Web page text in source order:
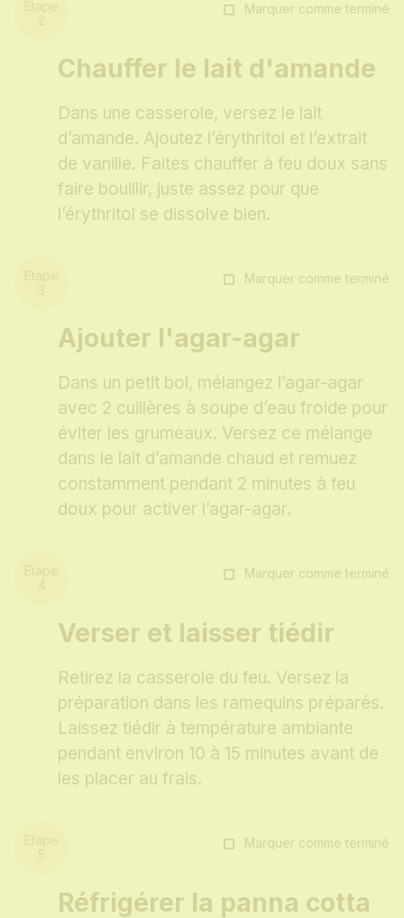
Marquer comme terminé
Chauffer le lait d'amande
Dans une casserole, versez le lait
d’amande. Ajoutez l’érythritol et l’extrait
de vanille. Faites chauffer à feu doux sans
faire bouillir, juste assez pour que
l’érythritol se dissolve bien.
Marquer comme terminé
Ajouter l'agar-agar
Dans un petit bol, mélangez l’agar-agar
avec 2 cuillères à soupe d’eau froide pour
éviter les grumeaux. Versez ce mélange
dans le lait d’amande chaud et remuez
constamment pendant 2 minutes à feu
doux pour activer l’agar-agar.
Marquer comme terminé
Verser et laisser tiédir
Retirez la casserole du feu. Versez la
préparation dans les ramequins préparés.
Laissez tiédir à température ambiante
pendant environ 10 à 15 minutes avant de
les placer au frais.
Marquer comme terminé
Réfrigérer la panna cotta